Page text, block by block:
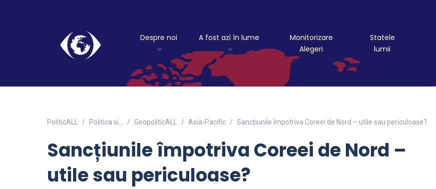
Despre noi A fost azi în lume
Monitorizare
Alegeri
Statele
lumii
PoliticALL Politica si… GeopoliticALL Asia-Pacific Sancțiunile împotriva Coreei de Nord – utile sau periculoase?
Sancțiunile împotriva Coreei de Nord –
utile sau periculoase?